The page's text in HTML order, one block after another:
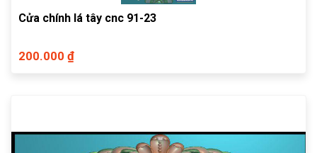
Cửa chính lá tây cnc 91-23
200.000 ₫